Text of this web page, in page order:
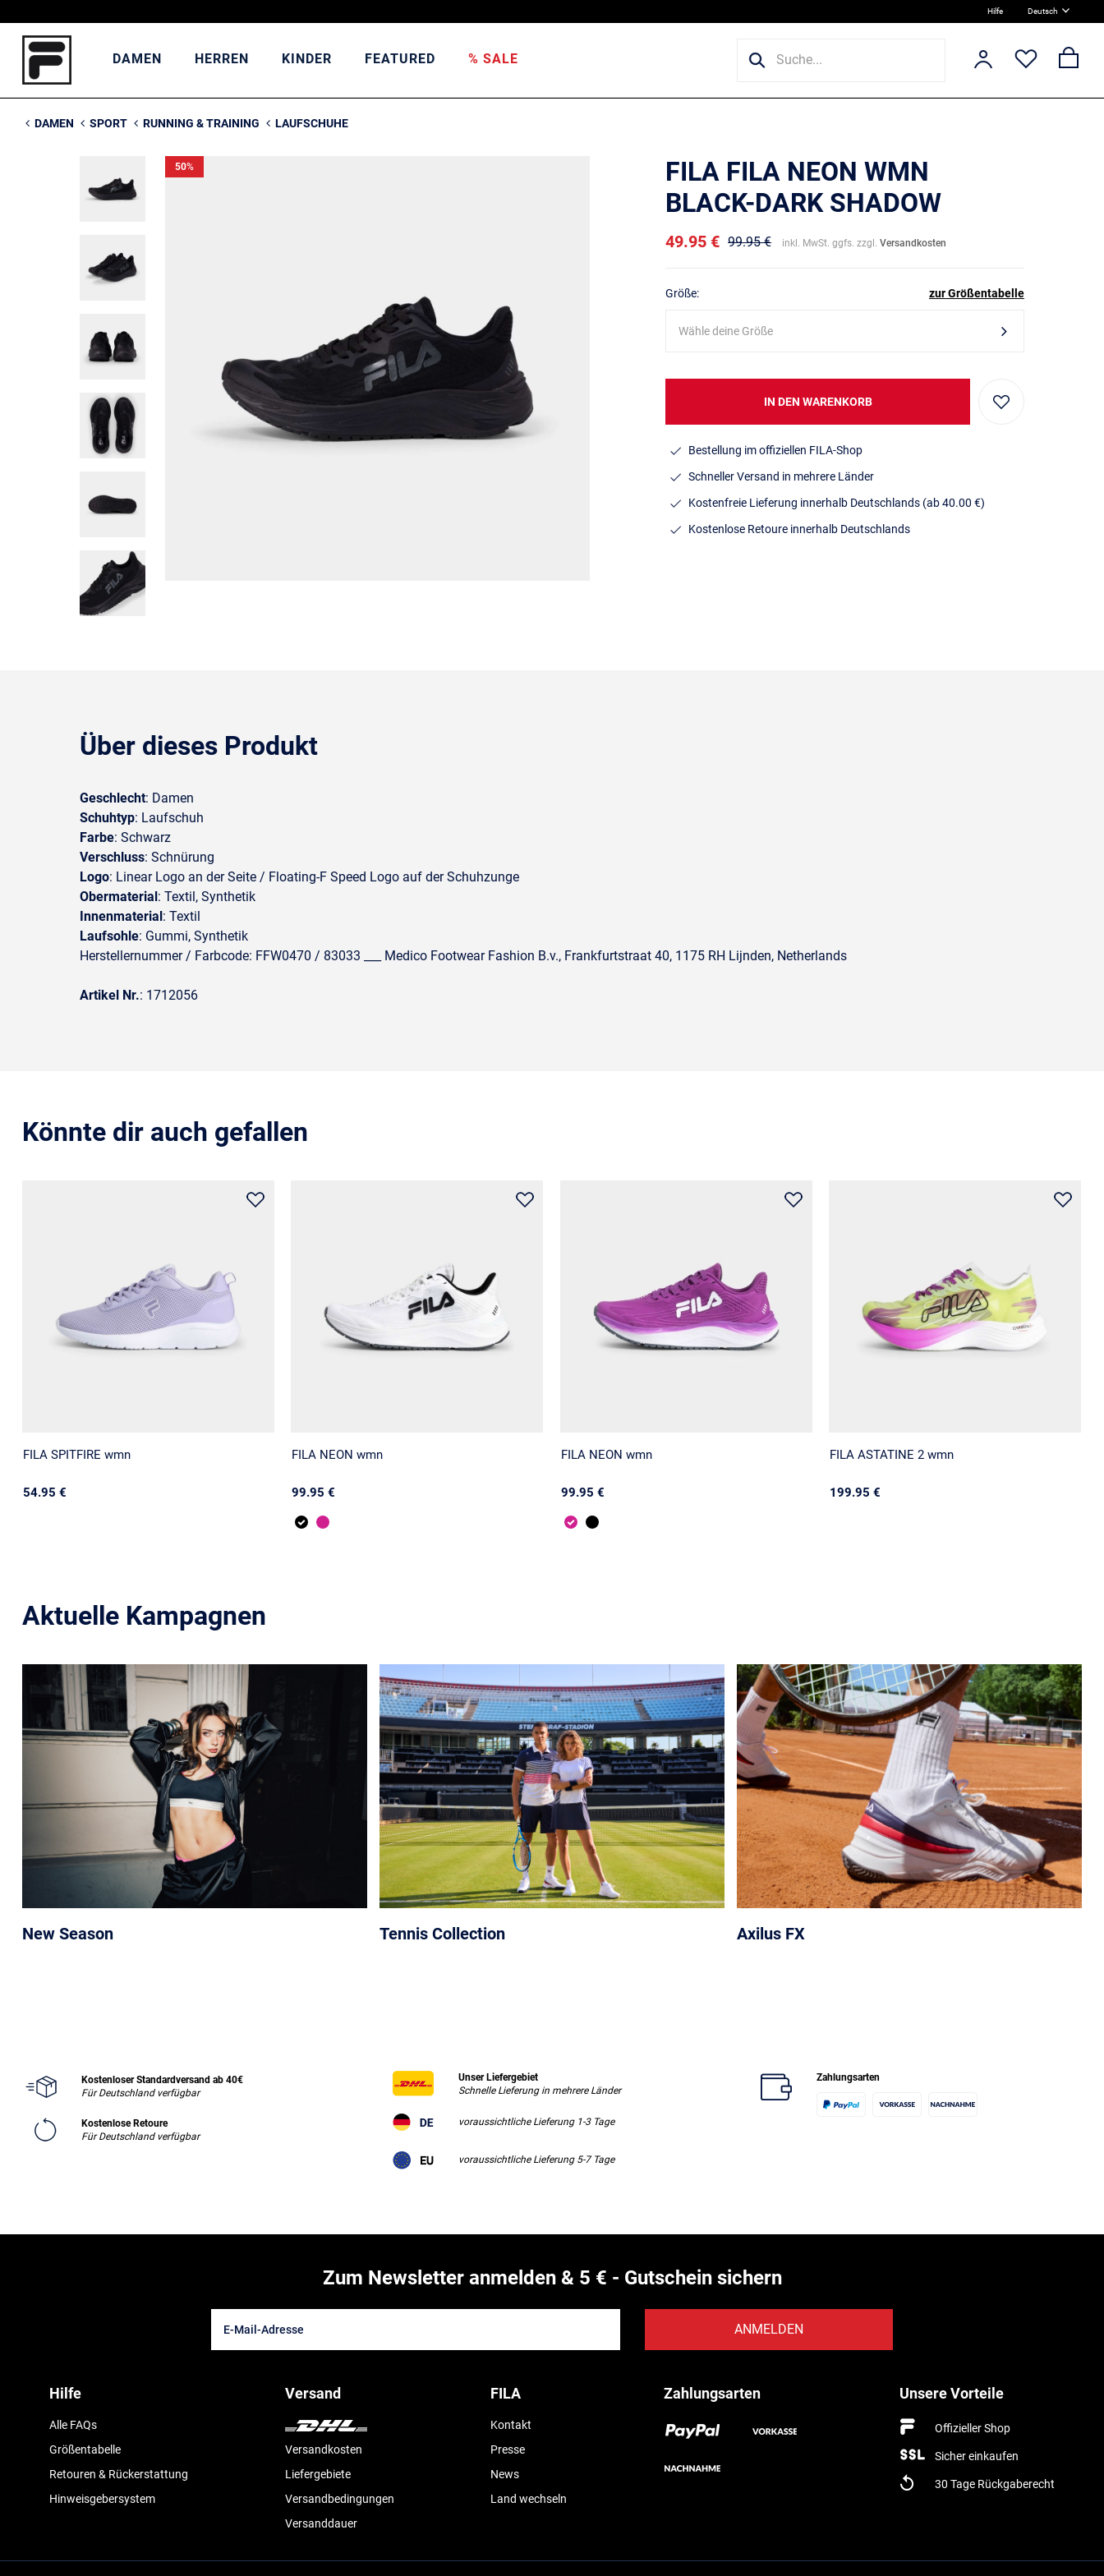
Hilfe Deutsch
DAMEN HERREN KINDER FEATURED % SALE
DAMEN SPORT RUNNING & TRAINING LAUFSCHUHE
50%
FILA FILA NEON WMN
BLACK-DARK SHADOW
49.95 € 99.95 € inkl. MwSt. ggfs. zzgl. Versandkosten
Größe: zur Größentabelle
Wähle deine Größe
IN DEN WARENKORB
Bestellung im offiziellen FILA-Shop
Schneller Versand in mehrere Länder
Kostenfreie Lieferung innerhalb Deutschlands (ab 40.00 €)
Kostenlose Retoure innerhalb Deutschlands
Über dieses Produkt
Geschlecht: Damen
Schuhtyp: Laufschuh
Farbe: Schwarz
Verschluss: Schnürung
Logo: Linear Logo an der Seite / Floating-F Speed Logo auf der Schuhzunge
Obermaterial: Textil, Synthetik
Innenmaterial: Textil
Laufsohle: Gummi, Synthetik
Herstellernummer / Farbcode: FFW0470 / 83033 ___ Medico Footwear Fashion B.v., Frankfurtstraat 40, 1175 RH Lijnden, Netherlands
Artikel Nr.: 1712056
Könnte dir auch gefallen
FILA SPITFIRE wmn
54.95 €
FILA NEON wmn
99.95 €
FILA NEON wmn
99.95 €
FILA ASTATINE 2 wmn
199.95 €
Aktuelle Kampagnen
New Season Tennis Collection Axilus FX
Kostenloser Standardversand ab 40€
Für Deutschland verfügbar
Kostenlose Retoure
Für Deutschland verfügbar
Unser Liefergebiet
Schnelle Lieferung in mehrere Länder
voraussichtliche Lieferung 1-3 Tage
voraussichtliche Lieferung 5-7 Tage
Zahlungsarten
Zum Newsletter anmelden & 5 € - Gutschein sichern
ANMELDEN
Hilfe
Alle FAQs
Größentabelle
Retouren & Rückerstattung
Hinweisgebersystem
Versand
Versandkosten
Liefergebiete
Versandbedingungen
Versanddauer
FILA
Kontakt
Presse
News
Land wechseln
Zahlungsarten Unsere Vorteile
Offizieller Shop
Sicher einkaufen
30 Tage Rückgaberecht